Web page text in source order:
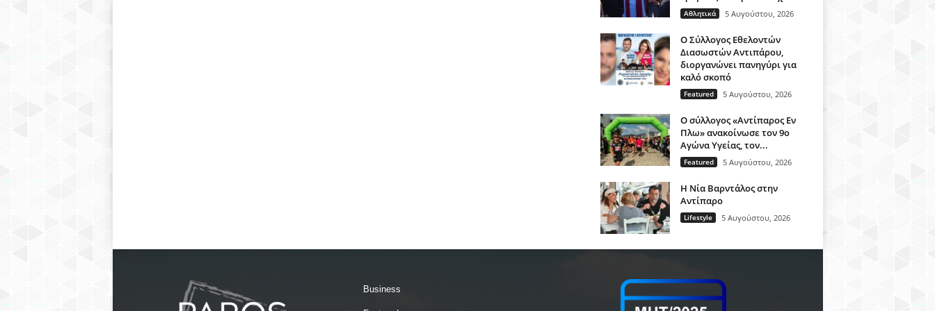
Αθλητικά 5 Αυγούστου, 2026
O Σύλλογος Εθελοντών
Διασωστών Αντιπάρου,
διοργανώνει πανηγύρι για
καλό σκοπό
Featured 5 Αυγούστου, 2026
Ο σύλλογος «Αντίπαρος Εν
Πλω» ανακοίνωσε τον 9ο
Αγώνα Υγείας, τον...
Featured 5 Αυγούστου, 2026
Η Νία Βαρντάλος στην
Αντίπαρο
Lifestyle 5 Αυγούστου, 2026
Business